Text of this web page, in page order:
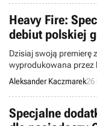
osób wyczekuje na te
okazuje, na premiery
Heavy Fire:
debiut polskiej
Dzisiaj swoją premierę
wyprodukowana przez
Special Operations
Nintendo Wii i
Aleksander Kaczmarek26
Specjalne